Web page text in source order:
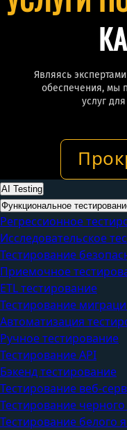
Являясь
обеспечения, мы
услуг
AI Testing
Функциональное
Регрессионное
Исследовательское
Тестирование
Приемочное
ETL тестирование
Тестирование
Автоматизация
Ручное тестирование
Тестирование API
Бэкенд тестирование
Тестирование веб-
Тестирование
Тестирование белого